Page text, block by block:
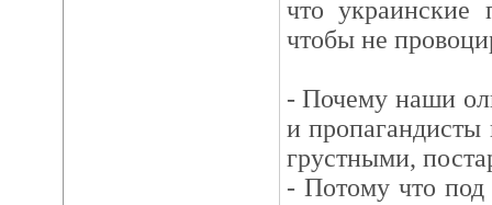
что
чтобы не
- Почему наши
и пропагандисты
грустными,
- Потому что под